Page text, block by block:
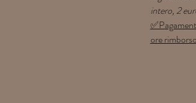
intero, 2
ore